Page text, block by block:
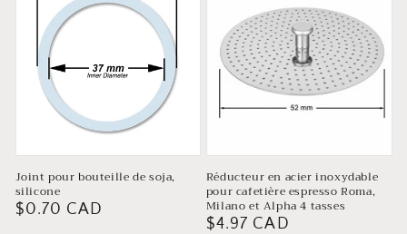
Joint pour bouteille de soja,
silicone
Prix
$0.70 CAD
Réducteur en acier inoxydable
pour cafetière espresso Roma,
Milano et Alpha 4 tasses
Prix
$4.97 CAD